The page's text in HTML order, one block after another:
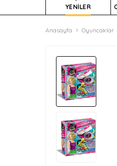
YENİLER
Anasayfa Oyuncaklar